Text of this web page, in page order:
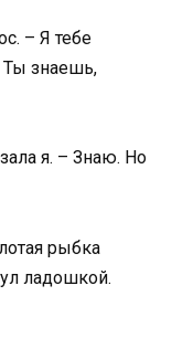
– Я тебе
Ты знаешь,
я. – Знаю. Но
рыбка
ладошкой.